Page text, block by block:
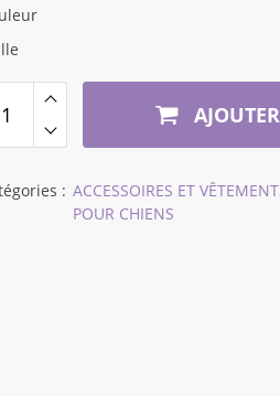
:
: ACCESSOIRES ET
POUR CHIENS